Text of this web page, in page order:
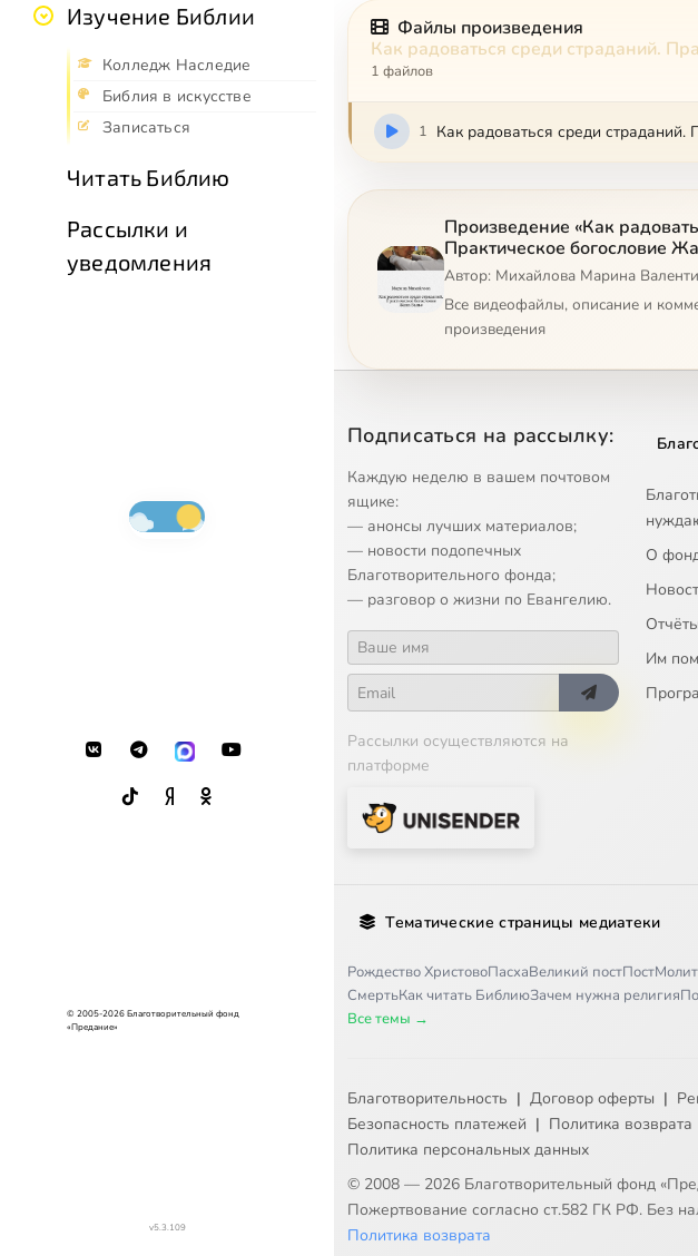
Изучение Библии
Колледж Наследие
Библия в искусстве
Записаться
Читать Библию
Рассылки и
уведомления
© 2005-2026 Благотворительный фонд
«Предание»
v5.3.109
Файлы произведения
Как радоваться среди страданий.
1 файлов
1 Как радоваться среди
Произведение «Как
Практическое богословие
Автор: Михайлова Марина
Все видеофайлы, описание и
произведения
Подписаться на рассылку:
Каждую неделю в вашем почтовом
ящике:
— анонсы лучших материалов;
— новости подопечных
Благотворительного фонда;
— разговор о жизни по Евангелию.
Рассылки осуществляются на
платформе
О
Отчёты
Им
Тематические страницы медиатеки
Рождество ХристовоПасхаВеликий постПост
СмертьКак читать БиблиюЗачем нужна религия
Все темы →
Благотворительность | Договор оферты |
Безопасность платежей | Политика возврата
Политика персональных данных
© 2008 — 2026 Благотворительный фонд
Пожертвование согласно ст.582 ГК РФ. Без
Политика возврата